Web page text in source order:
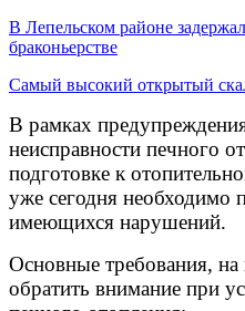
В Лепельском районе
браконьерстве
Самый высокий открытый
В рамках
неисправности печного
подготовке к
уже сегодня необходимо
имеющихся нарушений.
Основные требования,
обратить внимание при